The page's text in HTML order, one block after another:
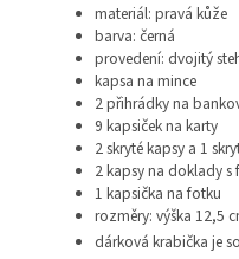
materiál: pravá kůže
barva: černá
provedení: dvojitý
kapsa na mince
2 přihrádky na
9 kapsiček na karty
2 skryté kapsy a 1
2 kapsy na doklady s
1 kapsička na fotku
rozměry: výška 12,5
dárková krabička je